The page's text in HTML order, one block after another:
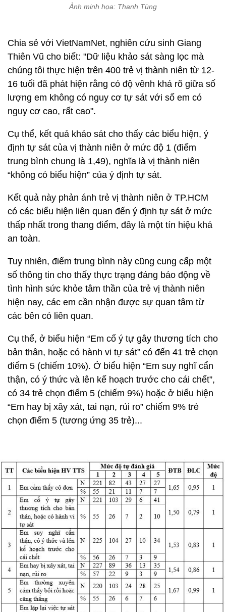
Ảnh minh họa: Thanh Tùng
Chia sẻ với VietNamNet, nghiên cứu sinh Giang
Thiên Vũ cho biết: "Dữ liệu khảo sát sàng lọc mà
chúng tôi thực hiện trên 400 trẻ vị thành niên từ 12-
16 tuổi đã phát hiện rằng có độ vênh khá rõ giữa số
lượng em không có nguy cơ tự sát với số em có
nguy cơ cao, rất cao".
Cụ thể, kết quả khảo sát cho thấy các biểu hiện, ý
định tự sát của vị thành niên ở mức độ 1 (điểm
trung bình chung là 1,49), nghĩa là vị thành niên
“không có biểu hiện” của ý định tự sát.
Kết quả này phản ánh trẻ vị thành niên ở TP.HCM
có các biểu hiện liên quan đến ý định tự sát ở mức
thấp nhất trong thang điểm, đây là một tín hiệu khá
an toàn.
Tuy nhiên, điểm trung bình này cũng cung cấp một
số thông tin cho thấy thực trạng đáng báo động về
tình hình sức khỏe tâm thần của trẻ vị thành niên
hiện nay, các em cần nhận được sự quan tâm từ
các bên có liên quan.
Cụ thể, ở biểu hiện “Em cố ý tự gây thương tích cho
bản thân, hoặc có hành vi tự sát” có đến 41 trẻ chọn
điểm 5 (chiếm 10%). Ở biểu hiện “Em suy nghĩ cẩn
thận, có ý thức và lên kế hoạch trước cho cái chết”,
có 34 trẻ chọn điểm 5 (chiếm 9%) hoặc ở biểu hiện
“Em hay bị xây xát, tai nạn, rủi ro” chiếm 9% trẻ
chọn điểm 5 (tương ứng 35 trẻ)...